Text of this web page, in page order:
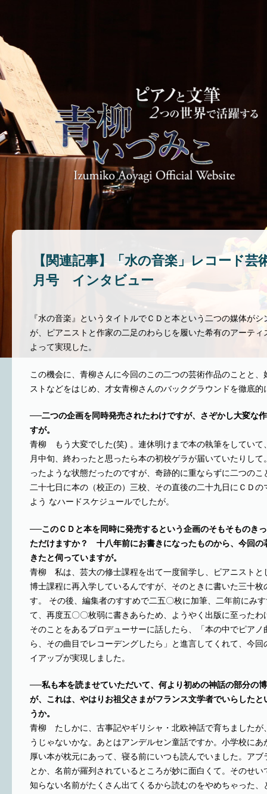
【関連記事】「水の音楽」レコード
月号 インタビュー
『水の音楽』というタイトルでＣＤと本という二つの媒体が
が、ピアニストと作家の二足のわらじを履いた希有のアーティ
よって実現した。
この機会に、青柳さんに今回のこの二つの芸術作品のことと
ストなどをはじめ、才女青柳さんのバックグラウンドを徹底的
──二つの企画を同時発売されたわけですが、さぞかし大変な
すが。
青柳 もう大変でした(笑) 。連休明けまで本の執筆をしていて
月中旬、終わったと思ったら本の初校ゲラが届いていたりし
ったような状態だったのですが、奇跡的に重ならずに二つの
二十七日に本の（校正の）三校、その直後の二十九日にＣＤ
よう なハードスケジュールでしたが。
──このＣＤと本を同時に発売するという企画のそもそものき
ただけますか？ 十八年前にお書きになったものから、今回の
きたと伺っていますが。
青柳 私は、芸大の修士課程を出て一度留学し、ピアニストと
博士課程に再入学しているんですが、そのときに書いた三十枚
す。 その後、編集者のすすめで二五〇枚に加筆、二年前にみ
て、再度五〇〇枚弱に書きあらため、ようやく出版に至ったわ
そのことをあるプロデューサーに話したら、「本の中でピアノ
ら、その曲目でレコーデングしたら」と進言してくれて、今
イアップが実現しました。
──私も本を読ませていただいて、何より初めの神話の部分の
が、これは、やはりお祖父さまがフランス文学者でいらしたと
うか。
青柳 たしかに、古事記やギリシャ・北欧神話で育ちましたが
うじゃないかな。あとはアンデルセン童話ですか。小学校に
厚い本が枕元にあって、寝る前にいつも読んでいました。アブ
とか、名前が羅列されているところが妙に面白くて。そのせ
知らない名前がたくさん出てくるから読むのをやめちゃった、